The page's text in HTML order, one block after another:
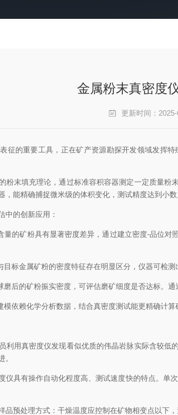
金属粉末真密度
更新时间：2025-
征的重要工具，正在矿产资源勘探开发领域发挥
末填充理论，通过标准容积容器测定一定质量粉
，能精确捕捉微米级的体积变化，测试精度达到小数
的创新应用：
矿粉具有显著密度差异，通过建立密度-品位对
金属矿粉的密度特征存在明显区分，仪器可检测
的矿粉振实密度，可评估磨矿细度是否达标。通
赖化学分析数据，结合真密度测试能更精确计算
用真密度仪发现看似优质的伟晶岩脉实际含较低
。
具有操作自动化程度高、测试速度快的特点。单
处理方式：干燥温度应控制在矿物相变点以下，